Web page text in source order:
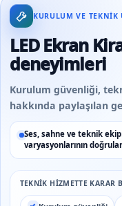
KURULUM VE
LED Ekran
deneyimleri
Kurulum güvenliği,
hakkında paylaşılan
Ses, sahne ve teknik
varyasyonlarının
TEKNIK HIZMETTE KARAR